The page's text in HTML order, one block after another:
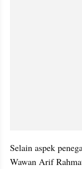
Selain aspek
Wawan Arif